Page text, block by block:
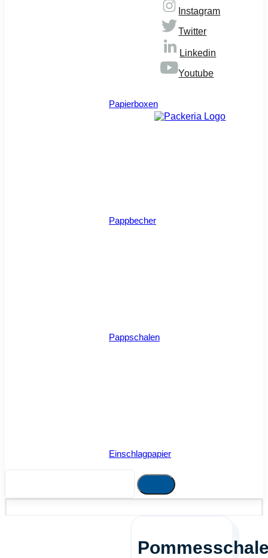
Papierboxen
Pappbecher
Pappschalen
Einschlagpapier
Instagram
Twitter
Linkedin
Youtube